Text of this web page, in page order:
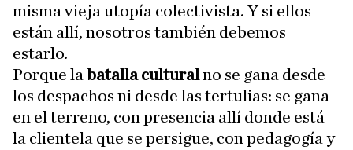
misma vieja utopía colectivista. Y si ellos
están allí, nosotros también debemos
estarlo.
Porque la batalla culturalno se gana desde
los despachos ni desde las tertulias: se gana
en el terreno, con presencia allí donde está
la clientela que se persigue, con pedagogía y